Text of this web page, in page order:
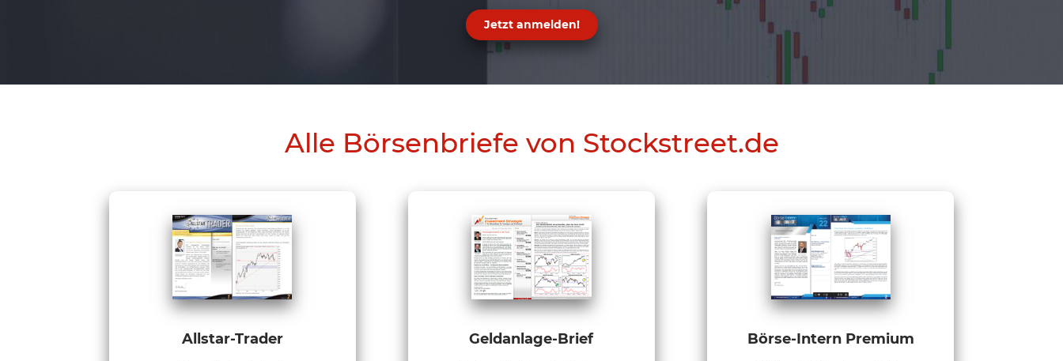
Jetzt anmelden!
Alle Börsenbriefe von Stockstreet.de
Allstar-Trader Geldanlage-Brief Börse-Intern Premium